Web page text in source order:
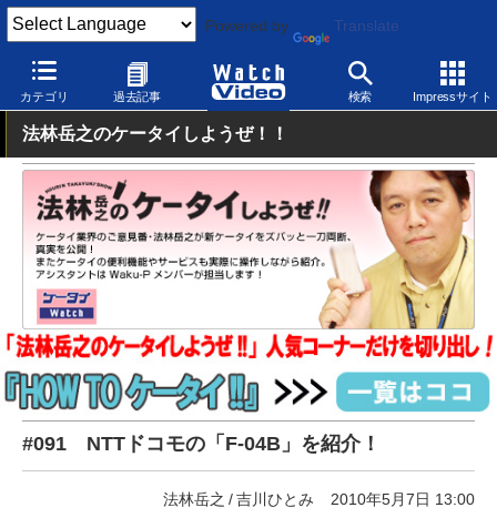
Powered by Translate
カテゴリ 過去記事 検索 Impressサイト
Watch Video モバイル ケータイ
法林岳之のケータイしようぜ！！
#091 NTTドコモの「F-04B」を紹介！
法林岳之 吉川ひとみ 2010年5月7日 13:00